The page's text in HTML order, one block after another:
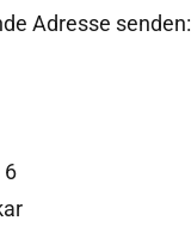
Adresse senden:
6